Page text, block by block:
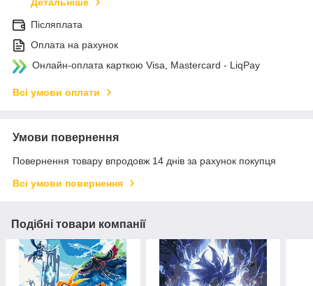
Детальніше
Післяплата
Оплата на рахунок
Онлайн-оплата карткою Visa, Mastercard - LiqPay
Всі умови оплати
Умови повернення
Повернення товару впродовж 14 днів за рахунок покупця
Всі умови повернення
Подібні товари компанії